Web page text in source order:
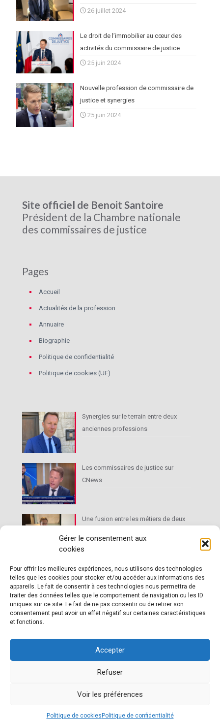
Gérer le consentement aux
cookies
Pour offrir les meilleures expériences, nous utilisons des technologies
telles que les cookies pour stocker et/ou accéder aux informations des
appareils. Le fait de consentir à ces technologies nous permettra de
traiter des données telles que le comportement de navigation ou les ID
uniques sur ce site. Le fait de ne pas consentir ou de retirer son
consentement peut avoir un effet négatif sur certaines caractéristiques
et fonctions.
Accepter
Refuser
Voir les préférences
Politique de cookies Politique de confidentialité
26 juillet 2024
Le droit de l’immobilier au cœur des
activités du commissaire de justice
25 juin 2024
Nouvelle profession de commissaire de
justice et synergies
25 juin 2024
Site officiel de Benoit Santoire
Président de la Chambre nationale
des commissaires de justice
Pages
Accueil
Actualités de la profession
Annuaire
Biographie
Politique de confidentialité
Politique de cookies (UE)
Synergies sur le terrain entre deux
anciennes professions
Les commissaires de justice sur
CNews
Une fusion entre les métiers de deux
Le droit de l’immobilier au cœur des
activités du commissaire de justice